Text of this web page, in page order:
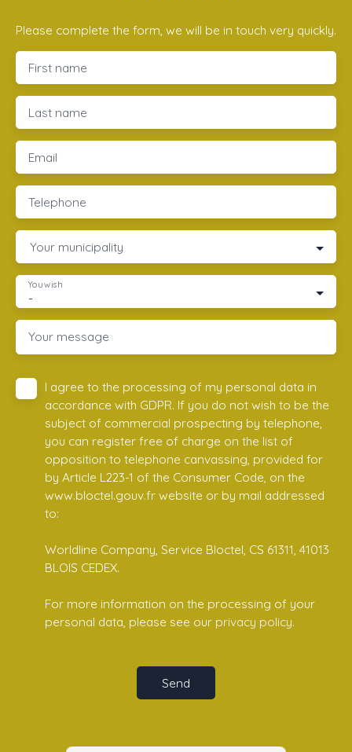
Please complete the form, we will be in touch very quickly.
First name
Last name
Email
Telephone
Your municipality
-
You wish
Your message
I agree to the processing of my personal data in
accordance with GDPR. If you do not wish to be the
subject of commercial prospecting by telephone,
you can register free of charge on the list of
opposition to telephone canvassing, provided for
by Article L223-1 of the Consumer Code, on the
www.bloctel.gouv.fr website or by mail addressed
to:
Worldline Company, Service Bloctel, CS 61311, 41013
BLOIS CEDEX.
For more information on the processing of your
personal data, please see our privacy policy.
Send